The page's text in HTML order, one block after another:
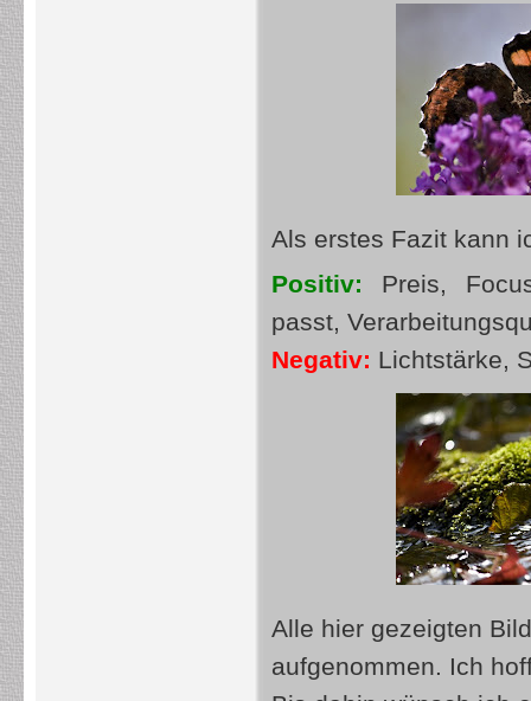
Als erstes Fazit kann
Positiv: Preis,
passt,
Negativ: Lichtstärke,
Alle hier gezeigten
aufgenommen. Ich